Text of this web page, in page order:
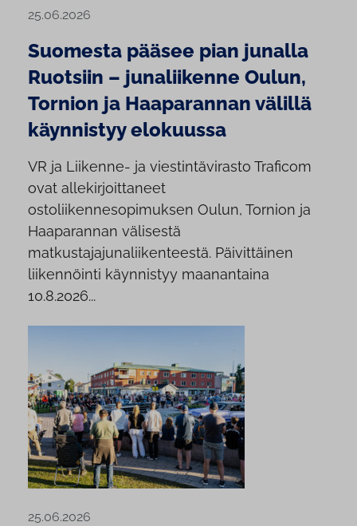
25.06.2026
Suomesta pääsee pian junalla
Ruotsiin – junaliikenne Oulun,
Tornion ja Haaparannan välillä
käynnistyy elokuussa
VR ja Liikenne- ja viestintävirasto Traficom
ovat allekirjoittaneet
ostoliikennesopimuksen Oulun, Tornion ja
Haaparannan välisestä
matkustajajunaliikenteestä. Päivittäinen
liikennöinti käynnistyy maanantaina
10.8.2026...
25.06.2026